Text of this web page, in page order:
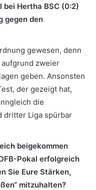
Hertha BSC (0:2)
gegen den
gewesen, denn
zweier
geben. Ansonsten
der gezeigt hat,
die
dritter Liga spürbar
beigekommen
Pokal erfolgreich
Sie Eure Stärken,
mitzuhalten?